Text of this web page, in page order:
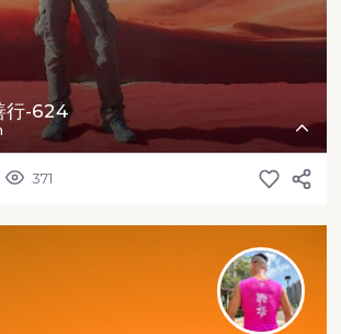
行-624
371